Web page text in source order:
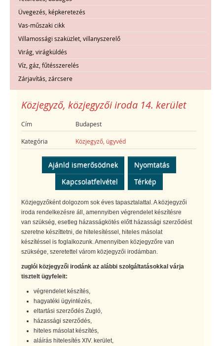
Üvegezés, képkeretezés
Vas-műszaki cikk
Villamossági szaküzlet, villanyszerelő
Virág, virágküldés
Víz, gáz, fűtésszerelés
Zárjavítás, zárcsere
Közjegyző, közjegyzői iroda 14. kerület
Cím Budapest
Kategória Közjegyző, ügyvéd
Ajánld ismerősödnek
Nyomtatás
Kapcsolatfelvétel
Térkép
Közjegyzőként dolgozom sok éves tapasztalattal. A közjegyzői
iroda rendelkezésre áll, amennyiben végrendelet készítésre
van szükség, esetleg házasságkötés előtt házassági szerződést
szeretne készíttetni, de hitelesítéssel, hiteles másolat
készítéssel is foglalkozunk. Amennyiben közjegyzőre van
szüksége, szeretettel várom közjegyzői irodámban.
zuglói közjegyzői irodánk az alábbi szolgáltatásokkal várja
tisztelt ügyfeleit:
végrendelet készítés,
hagyatéki ügyintézés,
eltartási szerződés Zugló,
házassági szerződés,
hiteles másolat készítés,
aláírás hitelesítés XIV. kerület,